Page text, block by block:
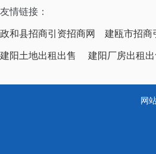
友情链接：
政和县招商引资招商网 建瓯市招商
建阳土地出租出售 建阳厂房出租出
网